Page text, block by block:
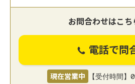
お問合わせはこち
電話で問
現在営業中 【受付時間